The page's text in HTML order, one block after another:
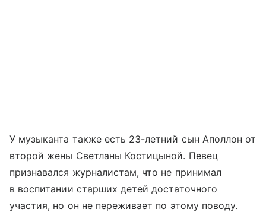
У музыканта также есть 23-летний сын Аполлон от
второй жены Светланы Костицыной. Певец
признавался журналистам, что не принимал
в воспитании старших детей достаточного
участия, но он не переживает по этому поводу.